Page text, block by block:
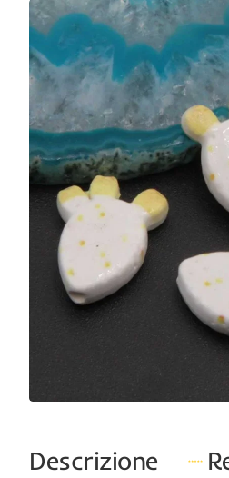
Descrizione